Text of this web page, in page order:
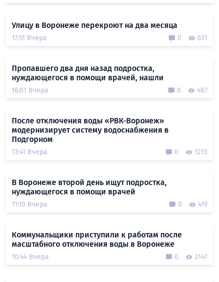
Улицу в Воронеже перекроют на два месяца
17:51 Вчера 0 631
Пропавшего два дня назад подростка,
нуждающегося в помощи врачей, нашли
16:01 Вчера 0 487
После отключения воды «РВК-Воронеж»
модернизирует систему водоснабжения в
Подгорном
13:41 Вчера 0 1213
В Воронеже второй день ищут подростка,
нуждающегося в помощи врачей
11:10 Вчера 0 419
Коммунальщики приступили к работам после
масштабного отключения воды в Воронеже
10:44 Вчера 0 2147